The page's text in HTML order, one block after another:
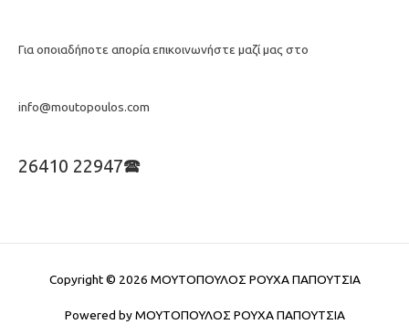
Για οποιαδήποτε απορία επικοινωνήστε μαζί μας στο
info@moutopoulos.com
26410 22947🕿
Copyright © 2026 ΜΟΥΤΟΠΟΥΛΟΣ ΡΟΥΧΑ ΠΑΠΟΥΤΣΙΑ
Powered byΜΟΥΤΟΠΟΥΛΟΣ ΡΟΥΧΑ ΠΑΠΟΥΤΣΙΑ